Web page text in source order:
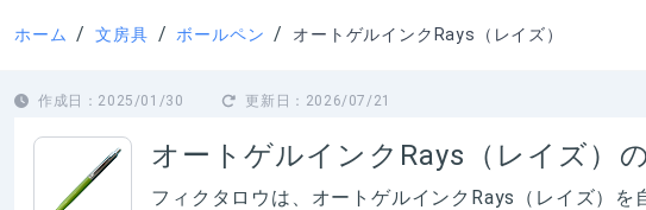
ホーム / 文房具 / ボールペン / オートゲルインクRays（レイズ）
作成日： 2025/01/30 更新日： 2026/07/21
オートゲルインクRays（レイズ）
フィクタロウは、 オートゲルインクRays（レイズ） を